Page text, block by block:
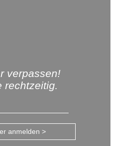
verpassen!
rechtzeitig.
anmelden >